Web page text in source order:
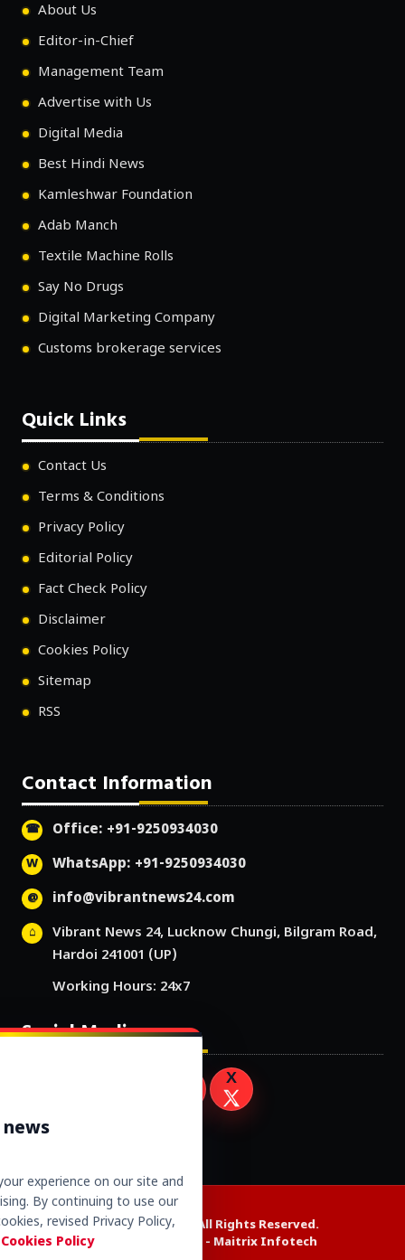
About Us
Editor-in-Chief
Management Team
Advertise with Us
Digital Media
Best Hindi News
Kamleshwar Foundation
Adab Manch
Textile Machine Rolls
Say No Drugs
Digital Marketing Company
Customs brokerage services
Quick Links
Contact Us
Terms & Conditions
Privacy Policy
Editorial Policy
Fact Check Policy
Disclaimer
Cookies Policy
Sitemap
RSS
Contact Information
Office: +91-9250934030
WhatsApp: +91-9250934030
info@vibrantnews24.com
Vibrant News 24, Lucknow Chungi, Bilgram Road,
Hardoi 241001 (UP)
Working Hours: 24x7
Social Media
Copyright © 2026. All Rights Reserved.
Website Design by - Maitrix Infotech
experience on our site and
By continuing to use our
revised Privacy Policy,
Policy